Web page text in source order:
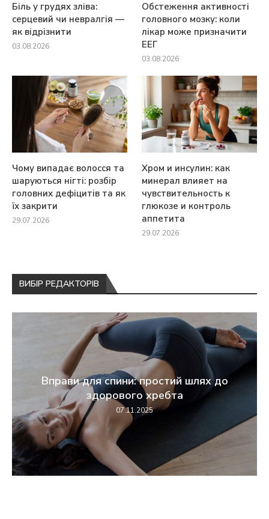
Біль у грудях зліва:
серцевий чи невралгія —
як відрізнити
03.08.2026
Обстеження активності
головного мозку: коли
лікар може призначити
ЕЕГ
03.08.2026
Чому випадає волосся та
шаруються нігті: розбір
головних дефіцитів та як
їх закрити
29.07.2026
Хром и инсулин: как
минерал влияет на
чувствительность к
глюкозе и контроль
аппетита
29.07.2026
ВИБІР РЕДАКТОРІВ
Вправи для спини: простий шлях до
здорового хребта
07.11.2025